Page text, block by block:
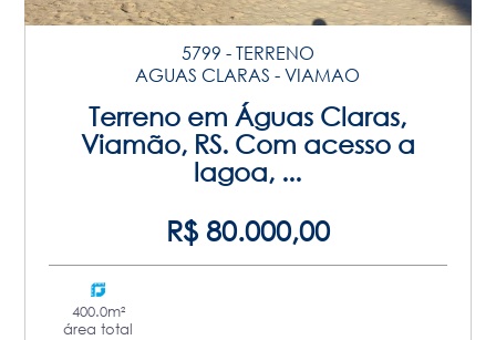
5799 - TERRENO
AGUAS CLARAS - VIAMAO
Terreno em Águas Claras,
Viamão, RS. Com acesso a
lagoa, ...
R$ 80.000,00
400.0m²
área total